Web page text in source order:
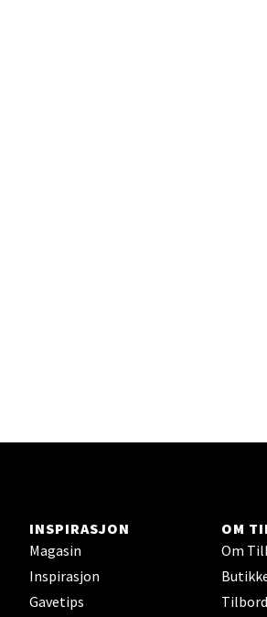
INSPIRASJON
Magasin
Inspirasjon
Gavetips
OM
Om
Lars Hertervigs gate 6, 4005
Åpent i dag 10-20